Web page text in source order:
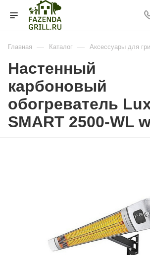
Главная — Каталог — Аксессуары для
Настенный
карбоновый
обогреватель
SMART 2500-WL